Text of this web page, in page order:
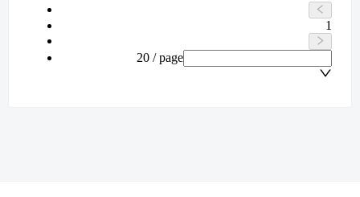
1
20 / page